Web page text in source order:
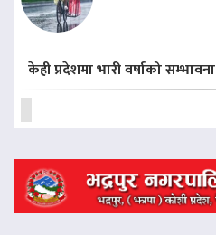
केही प्रदेशमा भारी वर्षाको सम्भावना